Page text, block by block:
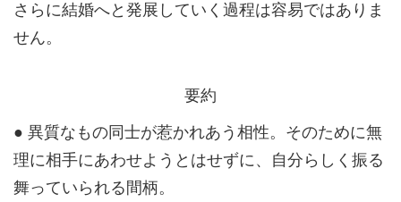
さらに結婚へと発展していく過程は容易ではありま
せん。
要約
● 異質なもの同士が惹かれあう相性。そのために無
理に相手にあわせようとはせずに、自分らしく振る
舞っていられる間柄。